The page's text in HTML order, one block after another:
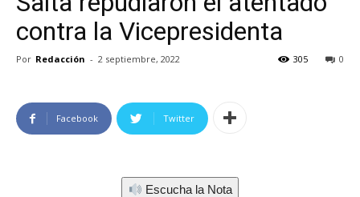
contra la Vicepresidenta
Por Redacción - 2 septiembre, 2022 0
305
Facebook Twitter
Escucha la Nota